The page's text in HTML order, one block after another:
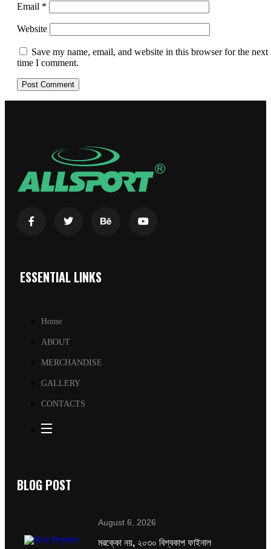
Email *
Website
Save my name, email, and website in this browser for the next
time I comment.
ESSENTIAL LINKS
Home
ABOUT
MERCHANDISE
GALLERY
CONTACTS
BLOG POST
August 6, 2026
মরক্কো নয়, ২০৩০ বিশ্বকাপ ফাইনাল